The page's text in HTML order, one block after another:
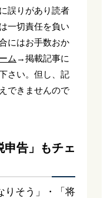
誤りがあり読者
一切責任を負い
にはお手数おか
ム →掲載記事に
さい。但し、記
できませんので
申告」もチェ
りそう」・「将